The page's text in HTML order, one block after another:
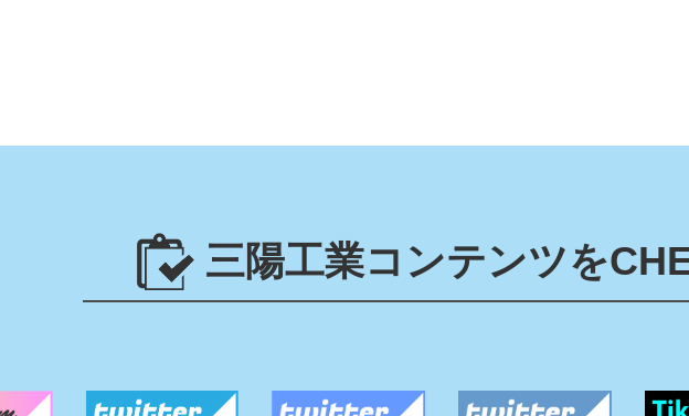
三陽工業コンテンツを